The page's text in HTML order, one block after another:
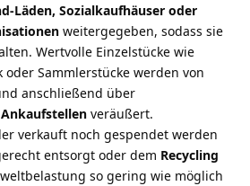
Läden, Sozialkaufhäuser oder
weitergegeben, sodass sie
Wertvolle Einzelstücke wie
Sammlerstücke werden von
anschließend über
veräußert.
verkauft noch gespendet werden
entsorgt oder dem Recycling
so gering wie möglich